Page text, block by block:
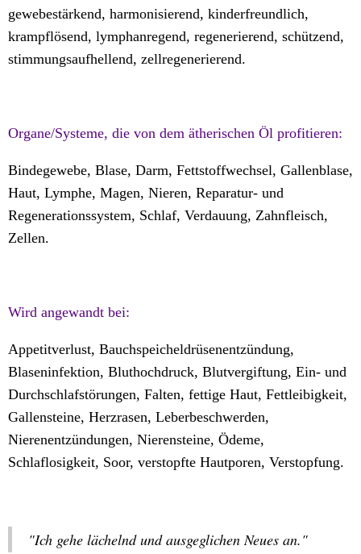
gewebestärkend, harmonisierend, kinderfreundlich,
krampflösend, lymphanregend, regenerierend, schützend,
stimmungsaufhellend, zellregenerierend.
Organe/Systeme, die von dem ätherischen Öl profitieren:
Bindegewebe, Blase, Darm, Fettstoffwechsel, Gallenblase,
Haut, Lymphe, Magen, Nieren, Reparatur- und
Regenerationssystem, Schlaf, Verdauung, Zahnfleisch,
Zellen.
Wird angewandt bei:
Appetitverlust, Bauchspeicheldrüsenentzündung,
Blaseninfektion, Bluthochdruck, Blutvergiftung, Ein- und
Durchschlafstörungen, Falten, fettige Haut, Fettleibigkeit,
Gallensteine, Herzrasen, Leberbeschwerden,
Nierenentzündungen, Nierensteine, Ödeme,
Schlaflosigkeit, Soor, verstopfte Hautporen, Verstopfung.
"Ich gehe lächelnd und ausgeglichen Neues an."